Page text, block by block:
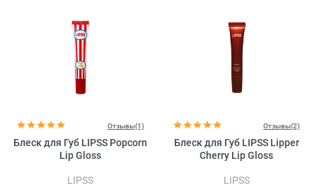
Отзывы(1)
Блеск для Губ LIPSS Popcorn
Lip Gloss
LIPSS
Отзывы(2)
Блеск для Губ LIPSS Lipper
Cherry Lip Gloss
LIPSS